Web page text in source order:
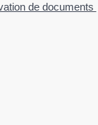
de documents